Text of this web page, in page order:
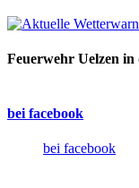
Feuerwehr Uelzen in
bei facebook
bei facebook